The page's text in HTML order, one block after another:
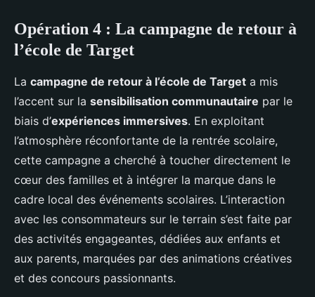
Opération 4 : La campagne de retour à
l’école de Target
La campagne de retour à l’école de Target a mis
l’accent sur la sensibilisation communautaire par le
biais d’expériences immersives. En exploitant
l’atmosphère réconfortante de la rentrée scolaire,
cette campagne a cherché à toucher directement le
cœur des familles et à intégrer la marque dans le
cadre local des événements scolaires. L’interaction
avec les consommateurs sur le terrain s’est faite par
des activités engageantes, dédiées aux enfants et
aux parents, marquées par des animations créatives
et des concours passionnants.